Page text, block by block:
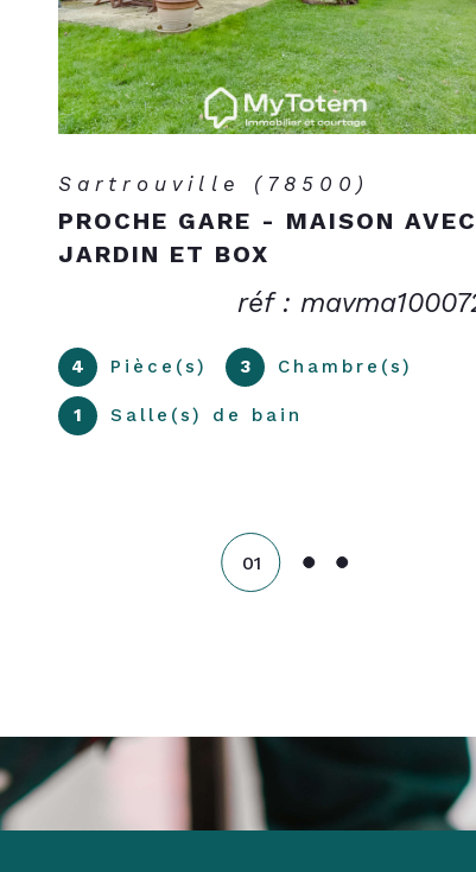
Sartrouville (78500)
PROCHE GARE - MAISON AVEC
JARDIN ET BOX
réf :
4 Pièce(s) 3 Chambre(s)
1 Salle(s) de bain
01